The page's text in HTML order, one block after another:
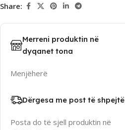
Share:
Merreni produktin në
dyqanet tona
Menjëherë
Dërgesa me post të shpejtë
Posta do të sjell produktin në